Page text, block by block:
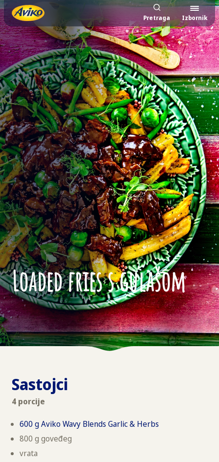
Pretraga Izbornik
Loaded fries s gulašom
Sastojci
4 porcije
600 g Aviko Wavy Blends Garlic & Herbs
800 g goveđeg
vrata